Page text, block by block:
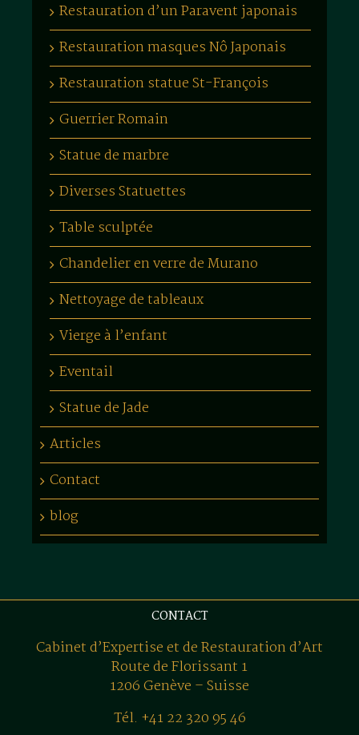
Restauration d’un Paravent japonais
Restauration masques Nô Japonais
Restauration statue St-François
Guerrier Romain
Statue de marbre
Diverses Statuettes
Table sculptée
Chandelier en verre de Murano
Nettoyage de tableaux
Vierge à l’enfant
Eventail
Statue de Jade
Articles
Contact
blog
CONTACT
Cabinet d’Expertise et de Restauration d’Art
Route de Florissant 1
1206 Genève – Suisse
Tél. +41 22 320 95 46